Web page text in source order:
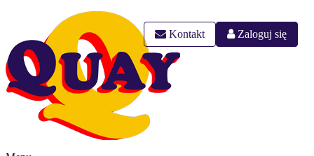
Kontakt Zaloguj się